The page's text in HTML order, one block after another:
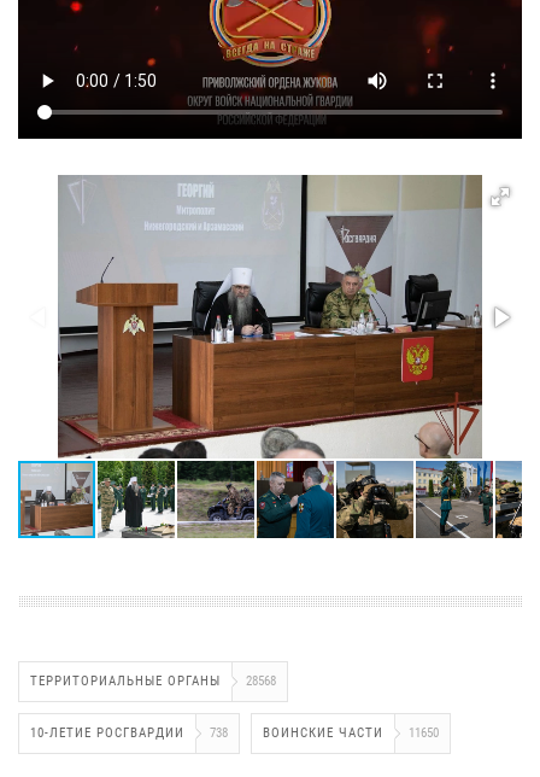
ТЕРРИТОРИАЛЬНЫЕ ОРГАНЫ 28568
10-ЛЕТИЕ РОСГВАРДИИ 738 ВОИНСКИЕ ЧАСТИ 11650